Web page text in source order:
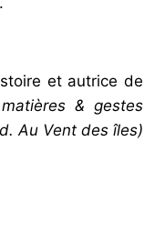
et autrice de
& gestes
Au Vent des îles)